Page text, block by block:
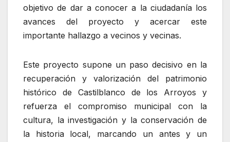
objetivo de dar a conocer a la ciudadanía los
avances del proyecto y acercar este
importante hallazgo a vecinos y vecinas.
Este proyecto supone un paso decisivo en la
recuperación y valorización del patrimonio
histórico de Castilblanco de los Arroyos y
refuerza el compromiso municipal con la
cultura, la investigación y la conservación de
la historia local, marcando un antes y un